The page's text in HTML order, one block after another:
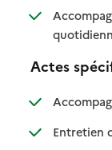
Actes
Entretien